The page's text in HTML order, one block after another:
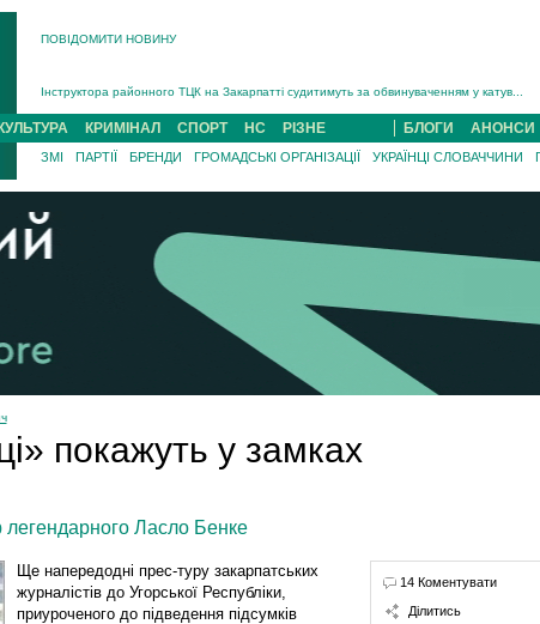
ПОВІДОМИТИ НОВИНУ
На війні загинув 26-річний військовий із Чинадійова на Мукачівщині Іван Симчин...
В Ужгороді попрощаються із полеглим на війні з росією захисником Володимиром
В Ужгороді 5 серпня попрощаються із захисником Богданом Югасом, який два роки
Підтвердили загибель захисника із Нанкова на Хустщині Юліана Гербея (ФОТО)[/
На війні з рф поліг військовий з Виноградова Ігнат Роздяловський (ФОТО)...
На війні загинув 26-річний військовий із Чинадійова на Мукачівщині �...
КУЛЬТУРА КРИМІНАЛ СПОРТ НС РІЗНЕ БЛОГИ АНОНСИ
ЗМІ ПАРТІЇ БРЕНДИ ГРОМАДСЬКІ ОРГАНІЗАЦІЇ УКРАЇНЦІ СЛОВАЧЧИНИ
покажуть у замках
легендарного Ласло Бенке
Ще напередодні прес-туру закарпатських
журналістів до Угорської Республіки,
приуроченого до підведення підсумків
14 Коментувати
Ділитись